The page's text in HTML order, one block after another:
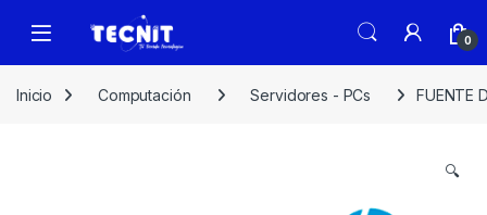
0
Inicio Computación Servidores - PCs FUENTE
🔍